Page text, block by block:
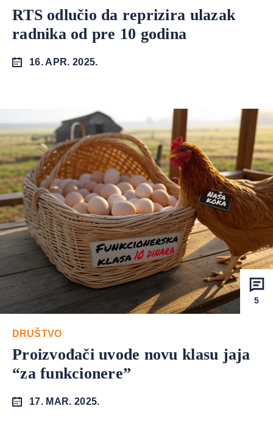
RTS odlučio da reprizira ulazak
radnika od pre 10 godina
16. APR. 2025.
5
DRUŠTVO
Proizvođači uvode novu klasu jaja
“za funkcionere”
17. MAR. 2025.